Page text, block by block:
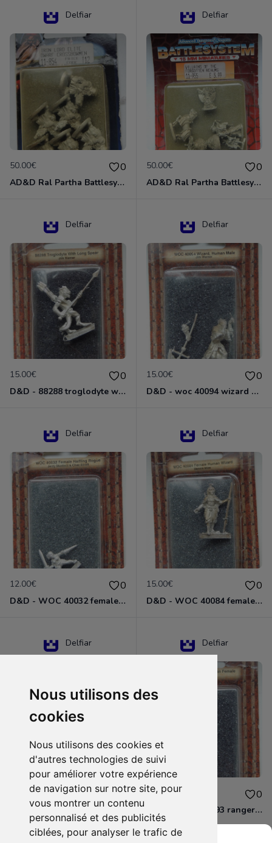
Nous utilisons des
cookies
Nous utilisons des cookies et
d'autres technologies de suivi
pour améliorer votre expérience
de navigation sur notre site, pour
vous montrer un contenu
personnalisé et des publicités
ciblées, pour analyser le trafic de
Delfiar
50.00€ 0
AD&D Ral Partha Battlesystem Miniatures Pack Iron Lord Dwarf Crossbowmen 11-854
Delfiar
50.00€ 0
AD&D Ral Partha Battlesystem Villains/Forgotten Realms 11-955 Miniatures
Delfiar
15.00€ 0
D&D - 88288 troglodyte with long Miniature - Donjons Dragons
Delfiar
15.00€ 0
D&D - woc 40094 wizard human male Miniature - Donjons Dragons
Delfiar
12.00€ 0
D&D - WOC 40032 female halfling rogue Miniature - Donjons Dragons
Delfiar
15.00€ 0
D&D - WOC 40084 female human wizard Miniature - Donjons Dragons
Delfiar
15.00€ 0
D&D - 88286 paladin human male Miniature - Donjons Dragons
Delfiar
12.00€ 0
D&D - WOC 40093 ranger human female Miniature - Donjons Dragons